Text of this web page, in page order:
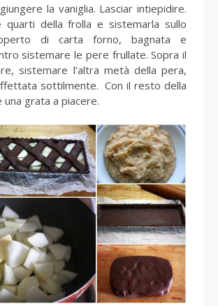
la vaniglia. Lasciar intiepidire.
quarti della frolla e sistemarla sullo
di carta forno, bagnata e
sistemare le pere frullate. Sopra il
sistemare l’altra metà della pera,
sottilmente. Con il resto della
grata a piacere.